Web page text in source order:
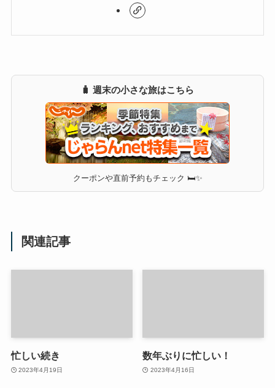
🧳 週末の小さな旅はこちら
クーポンや直前予約もチェック 🛏✨
関連記事
忙しい続き
2023年4月19日
数年ぶりに忙しい！
2023年4月16日